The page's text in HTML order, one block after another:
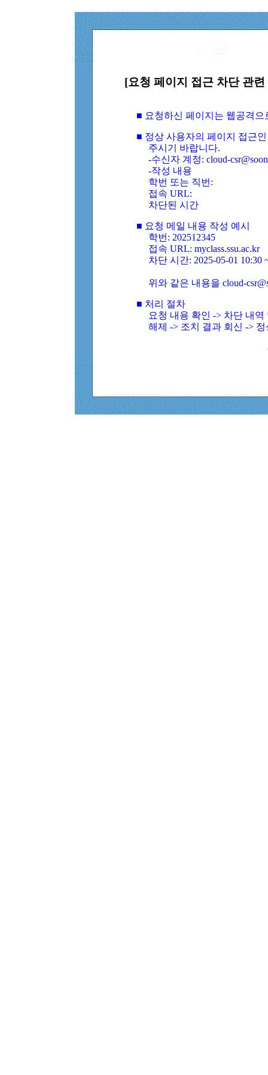
[요청 페이지 접근 차단 관
■ 요청하신 페이지는 웹공격
■ 정상 사용자의 페이지 접근
주시기 바랍니다.
-수신자 계정: cloud-
-작성 내용
학번 또는 직번:
접속 URL:
차단된 시간
■ 요청 메일 내용 작성 예시
학번: 202512345
접속 URL: myclass.ssu.ac.kr
차단 시간: 2025-05-01 10:30
위와 같은 내용을 cloud-
■ 처리 절차
요청 내용 확인 -> 차단 내
해제 -> 조치 결과 회신 ->